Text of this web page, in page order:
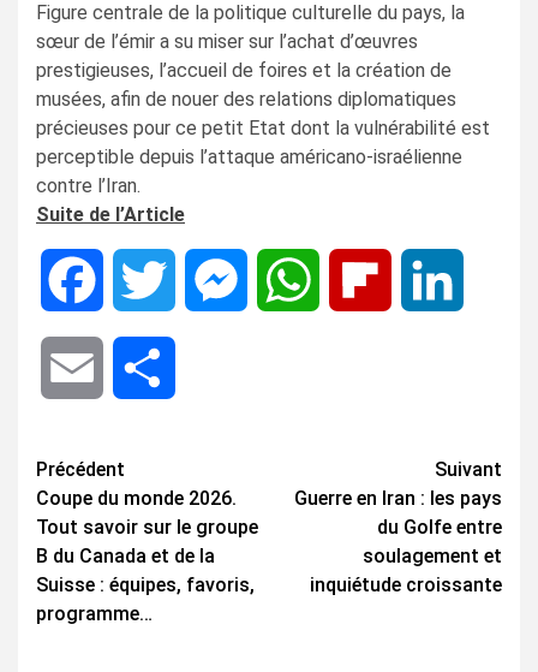
Figure centrale de la politique culturelle du pays, la
sœur de l’émir a su miser sur l’achat d’œuvres
prestigieuses, l’accueil de foires et la création de
musées, afin de nouer des relations diplomatiques
précieuses pour ce petit Etat dont la vulnérabilité est
perceptible depuis l’attaque américano-israélienne
contre l’Iran.
Suite de l’Article
Facebook Twitter MessengerWhatsApp Flipboard
Email
Navigation
d’article
Précédent
Coupe du monde 2026.
Tout savoir sur le groupe
B du Canada et de la
Suisse : équipes, favoris,
programme…
Suivant
Guerre en Iran : les pays
du Golfe entre
soulagement et
inquiétude croissante